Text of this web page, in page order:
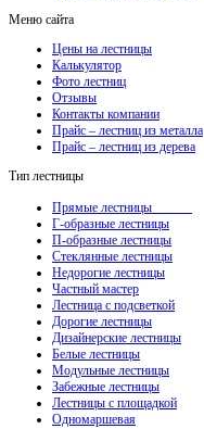
Меню сайта
Цены на лестницы
Калькулятор
Фото лестниц
Отзывы
Контакты компании
Прайс – лестниц из металла
Прайс – лестниц из дерева
Тип лестницы
Прямые лестницы
Г-образные лестницы
П-образные лестницы
Стеклянные лестницы
Недорогие лестницы
Частный мастер
Лестница с подсветкой
Дорогие лестницы
Дизайнерские лестницы
Белые лестницы
Модульные лестницы
Забежные лестницы
Лестницы с площадкой
Одномаршевая